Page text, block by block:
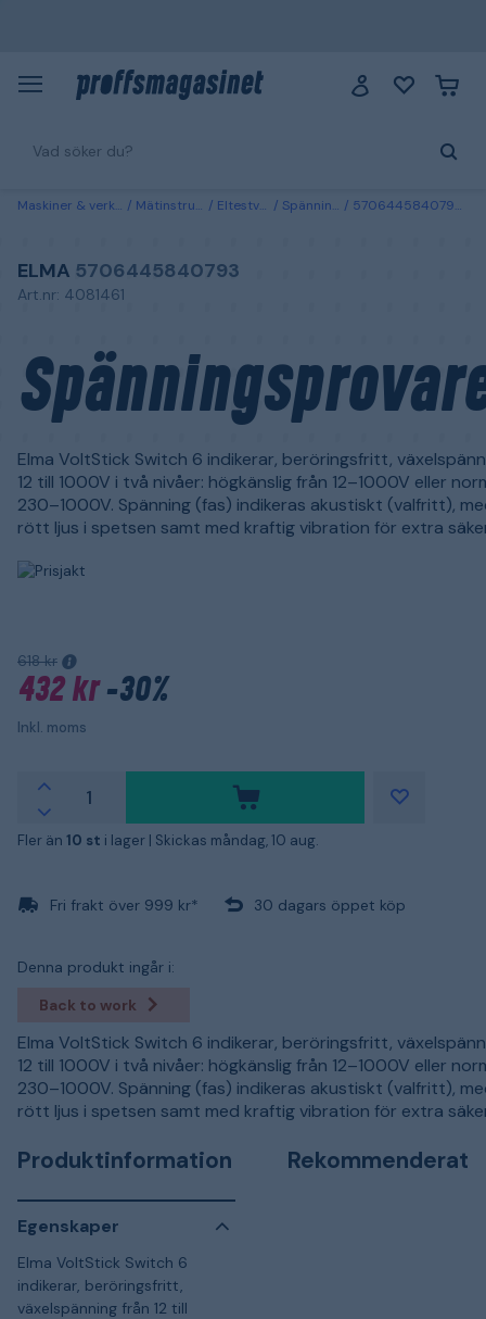
Maskiner & verktyg Mätinstrument Eltestverktyg Spänningstestare 5706445840793 Elma Spänningsprovare
ELMA 5706445840793
Art.nr: 4081461
Elma VoltStick Switch 6 indikerar, beröringsfritt,
12 till 1000V i två nivåer: högkänslig från 12–1000V eller
230–1000V. Spänning (fas) indikeras akustiskt (valfritt),
rött ljus i spetsen samt med kraftig vibration för extra
618 kr
432 kr-30%
Inkl. moms
Fler än 10 st i lager | Skickas måndag, 10 aug.
Fri frakt över 999 kr* 30 dagars öppet köp
Denna produkt ingår i:
Back to work
Elma VoltStick Switch 6 indikerar, beröringsfritt,
12 till 1000V i två nivåer: högkänslig från 12–1000V eller
230–1000V. Spänning (fas) indikeras akustiskt (valfritt),
rött ljus i spetsen samt med kraftig vibration för extra
Produktinformation
Egenskaper
Elma VoltStick Switch 6
indikerar, beröringsfritt,
växelspänning från 12 till
Rekommenderat